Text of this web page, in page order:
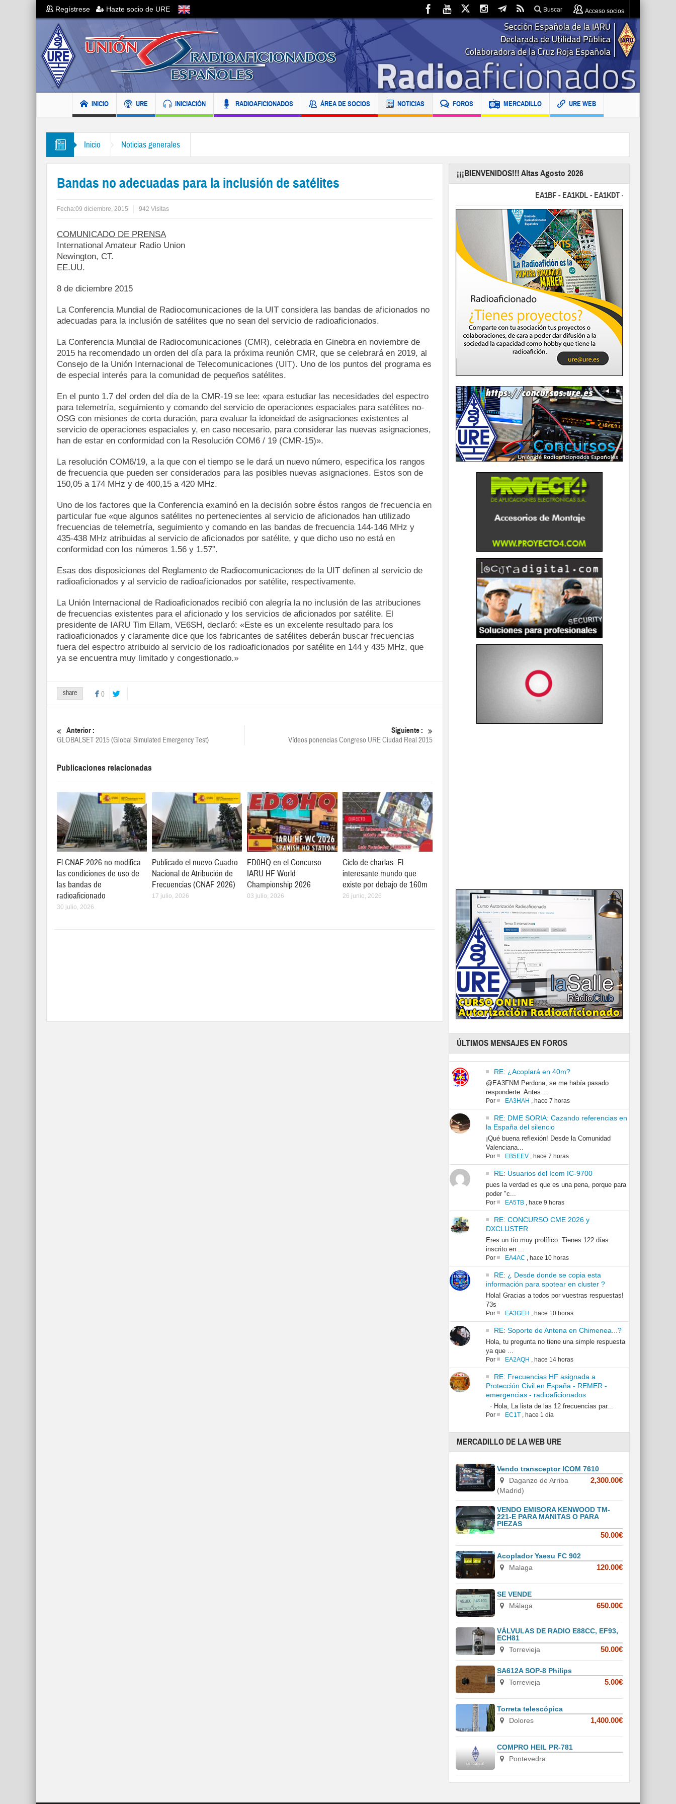
Regístrese Hazte socio de URE Buscar Acceso socios
INICIO URE INICIACIÓN RADIOAFICIONADOS ÁREA DE SOCIOS NOTICIAS FOROS MERCADILLO URE WEB
Inicio Noticias generales
Bandas no adecuadas para la inclusión de satélites
Fecha:09 diciembre, 2015 942 Visitas
COMUNICADO DE PRENSA
International Amateur Radio Union
Newington, CT.
EE.UU.
8 de diciembre 2015
La Conferencia Mundial de Radiocomunicaciones de la UIT considera las bandas de aficionados no
adecuadas para la inclusión de satélites que no sean del servicio de radioaficionados.
La Conferencia Mundial de Radiocomunicaciones (CMR), celebrada en Ginebra en noviembre de
2015 ha recomendado un orden del día para la próxima reunión CMR, que se celebrará en 2019, al
Consejo de la Unión Internacional de Telecomunicaciones (UIT). Uno de los puntos del programa es
de especial interés para la comunidad de pequeños satélites.
En el punto 1.7 del orden del día de la CMR-19 se lee: «para estudiar las necesidades del espectro
para telemetría, seguimiento y comando del servicio de operaciones espaciales para satélites no-
OSG con misiones de corta duración, para evaluar la idoneidad de asignaciones existentes al
servicio de operaciones espaciales y, en caso necesario, para considerar las nuevas asignaciones,
han de estar en conformidad con la Resolución COM6 / 19 (CMR-15)».
La resolución COM6/19, a la que con el tiempo se le dará un nuevo número, especifica los rangos
de frecuencia que pueden ser considerados para las posibles nuevas asignaciones. Estos son de
150,05 a 174 MHz y de 400,15 a 420 MHz.
Uno de los factores que la Conferencia examinó en la decisión sobre éstos rangos de frecuencia en
particular fue «que algunos satélites no pertenecientes al servicio de aficionados han utilizado
frecuencias de telemetría, seguimiento y comando en las bandas de frecuencia 144-146 MHz y
435-438 MHz atribuidas al servicio de aficionados por satélite, y que dicho uso no está en
conformidad con los números 1.56 y 1.57”.
Esas dos disposiciones del Reglamento de Radiocomunicaciones de la UIT definen al servicio de
radioaficionados y al servicio de radioaficionados por satélite, respectivamente.
La Unión Internacional de Radioaficionados recibió con alegría la no inclusión de las atribuciones
de frecuencias existentes para el aficionado y los servicios de aficionados por satélite. El
presidente de IARU Tim Ellam, VE6SH, declaró: «Este es un excelente resultado para los
radioaficionados y claramente dice que los fabricantes de satélites deberán buscar frecuencias
fuera del espectro atribuido al servicio de los radioaficionados por satélite en 144 y 435 MHz, que
ya se encuentra muy limitado y congestionado.»
share 0
Anterior :
GLOBALSET 2015 (Global Simulated Emergency Test)
Siguiente :
Vídeos ponencias Congreso URE Ciudad Real 2015
Publicaciones relacionadas
El CNAF 2026 no modifica
las condiciones de uso de
las bandas de
radioaficionado
30 julio, 2026
Publicado el nuevo Cuadro
Nacional de Atribución de
Frecuencias (CNAF 2026)
17 julio, 2026
ED0HQ en el Concurso
IARU HF World
Championship 2026
03 julio, 2026
Ciclo de charlas: El
interesante mundo que
existe por debajo de 160m
26 junio, 2026
¡¡¡BIENVENIDOS!!! Altas Agosto 2026
EA1BF - EA1KDL - EA1KDT - EA2FBJ - EA2FJU -
ÚLTIMOS MENSAJES EN FOROS
RE: ¿Acoplará en 40m?
@EA3FNM Perdona, se me había pasado
responderte. Antes ...
Por EA3HAH , hace 7 horas
RE: DME SORIA: Cazando referencias en
la España del silencio
¡Qué buena reflexión! Desde la Comunidad
Valenciana...
Por EB5EEV, hace 7 horas
RE: Usuarios del Icom IC-9700
pues la verdad es que es una pena, porque para
poder "c...
Por EA5TB, hace 9 horas
RE: CONCURSO CME 2026 y
DXCLUSTER
Eres un tío muy prolífico. Tienes 122 días
inscrito en ...
Por EA4AC , hace 10 horas
RE: ¿ Desde donde se copia esta
información para spotear en cluster ?
Hola! Gracias a todos por vuestras respuestas!
73s
Por EA3GEH , hace 10 horas
RE: Soporte de Antena en Chimenea...?
Hola, tu pregunta no tiene una simple respuesta
ya que ...
Por EA2AQH , hace 14 horas
RE: Frecuencias HF asignada a
Protección Civil en España - REMER -
emergencias - radioaficionados
· Hola, La lista de las 12 frecuencias par...
Por EC1T, hace 1 día
MERCADILLO DE LA WEB URE
Vendo transceptor ICOM 7610
Daganzo de Arriba
(Madrid)
2,300.00€
VENDO EMISORA KENWOOD TM-
221-E PARA MANITAS O PARA
PIEZAS
50.00€
Acoplador Yaesu FC 902
Malaga
120.00€
SE VENDE
Málaga
650.00€
VÁLVULAS DE RADIO E88CC, EF93,
ECH81
Torrevieja
50.00€
SA612A SOP-8 Philips
Torrevieja
5.00€
Torreta telescópica
Dolores
1,400.00€
COMPRO HEIL PR-781
Pontevedra